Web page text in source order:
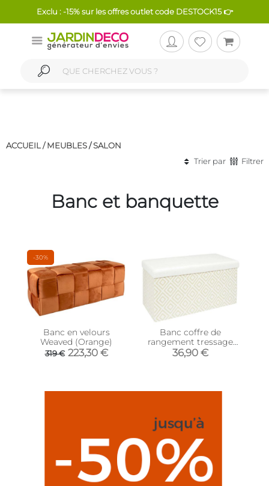
Exclu : -15% sur les offres outlet code DESTOCK15 👉
ACCUEIL / MEUBLES/SALON
Trier par
Filtrer
Banc et banquette
-30%
Banc en velours
Weaved (Orange)
319 € 223,30 €
Banc coffre de
rangement tressage
Mirage (Blanc)
36,90 €